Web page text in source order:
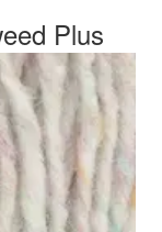
Plus